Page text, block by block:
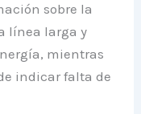
sobre la
línea larga y
mientras
indicar falta de